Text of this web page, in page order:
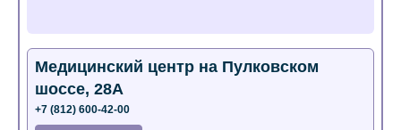
Медицинский центр на Пулковском
шоссе, 28А
+7 (812) 600-42-00